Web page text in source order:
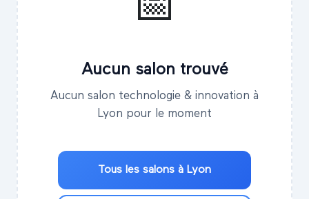
Aucun salon trouvé
Aucun salon technologie & innovation à
Lyon pour le moment
Tous les salons à Lyon